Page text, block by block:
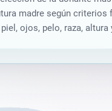
madre según criterios
ojos, pelo, raza, altura